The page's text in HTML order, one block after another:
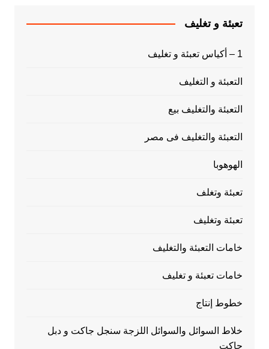
تعبئة و تغليف
1 – أكياس تعبئة و تغليف
التعبئة و التغليف
التعبئة والتغليف بيع
التعبئة والتغليف فى مصر
الهوهوبا
تعبئة وتغلف
تعبئة وتغليف
خامات التعبئة والتغليف
خامات تعبئة و تغليف
خطوط إنتاج
خلاط السوائل والسوائل اللزجة سنجل جاكت و دبل
جاكت